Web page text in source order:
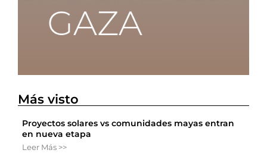
Más visto
Proyectos solares vs comunidades mayas entran
en nueva etapa
Leer Más >>